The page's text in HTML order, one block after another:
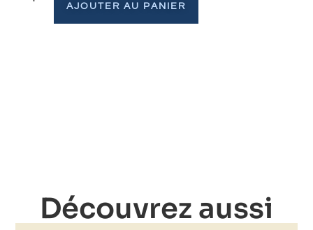
AJOUTER AU PANIER
Découvrez aussi